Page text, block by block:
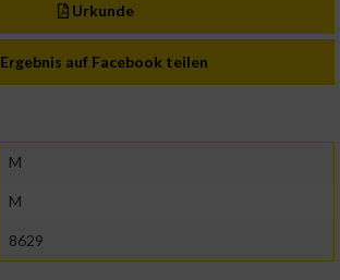
Urkunde
Ergebnis auf Facebook teilen
M
M
8629